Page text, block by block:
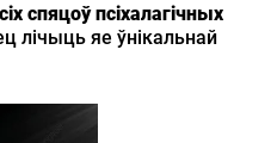
спяцоў псіхалагічных
лічыць яе ўнікальнай